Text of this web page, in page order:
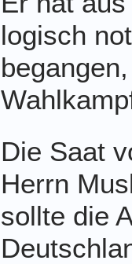
logisch
Die Saat
Herrn
sollte die